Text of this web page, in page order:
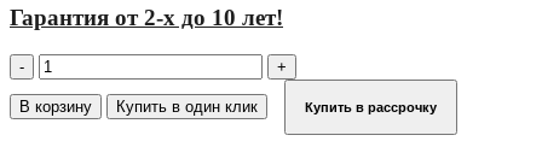
Гарантия от 2-х до 10 лет!
Количество
товара
Удлинитель
В корзину Купить в один клик Купить в рассрочку